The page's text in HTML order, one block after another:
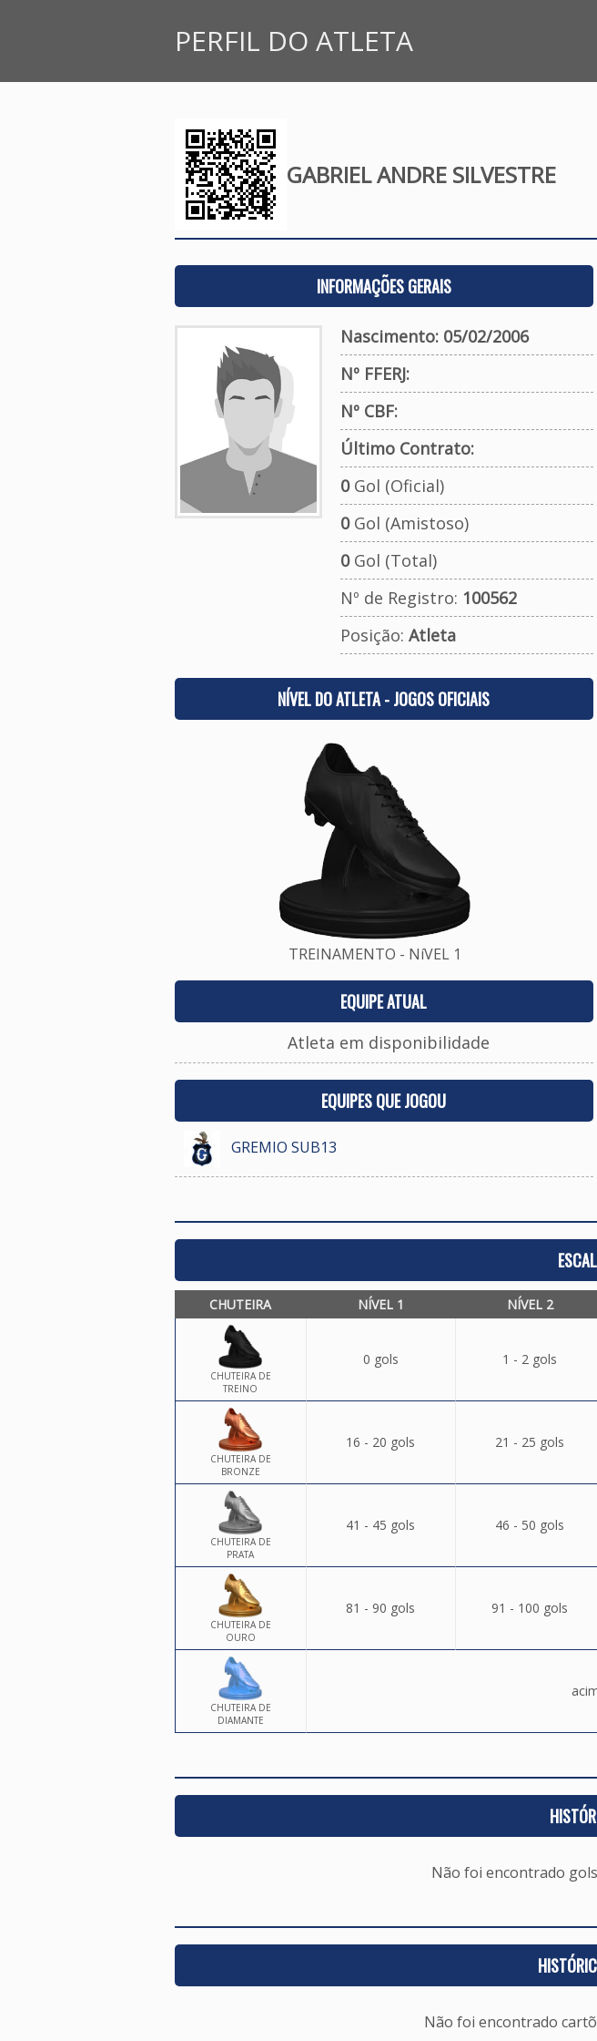
PERFIL DO ATLETA
GABRIEL ANDRE SILVESTRE
INFORMAÇÕES GERAIS
Nascimento: 05/02/2006
Nº FFERJ:
Nº CBF:
Último Contrato:
0Gol (Oficial)
0Gol (Amistoso)
0Gol (Total)
Nº de Registro: 100562
Posição: Atleta
NÍVEL DO ATLETA - JOGOS OFICIAIS
TREINAMENTO - NíVEL 1
EQUIPE ATUAL
Atleta em disponibilidade
EQUIPES QUE JOGOU
GREMIO SUB13
CHUTEIRA NÍVEL 1 NÍVEL 2
CHUTEIRA DE
TREINO
0 gols 1 - 2 gols
CHUTEIRA DE
BRONZE
16 - 20 gols 21 - 25 gols
CHUTEIRA DE
PRATA
41 - 45 gols 46 - 50 gols
CHUTEIRA DE
OURO
81 - 90 gols 91 - 100 gols
CHUTEIRA DE
DIAMANTE
Não foi encontrado
Não foi encontrado